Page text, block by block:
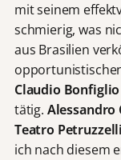
mit seinem
schmierig, was
aus Brasilien
Claudio
tätig. Alessandro
Teatro
ich nach diesem